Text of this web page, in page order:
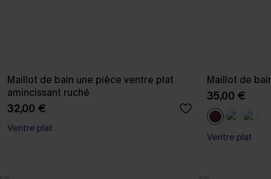
Maillot de bain une pièce ventre plat
amincissant ruché
32,00 €
Ventre plat
Maillot de
35,00 €
Ventre plat